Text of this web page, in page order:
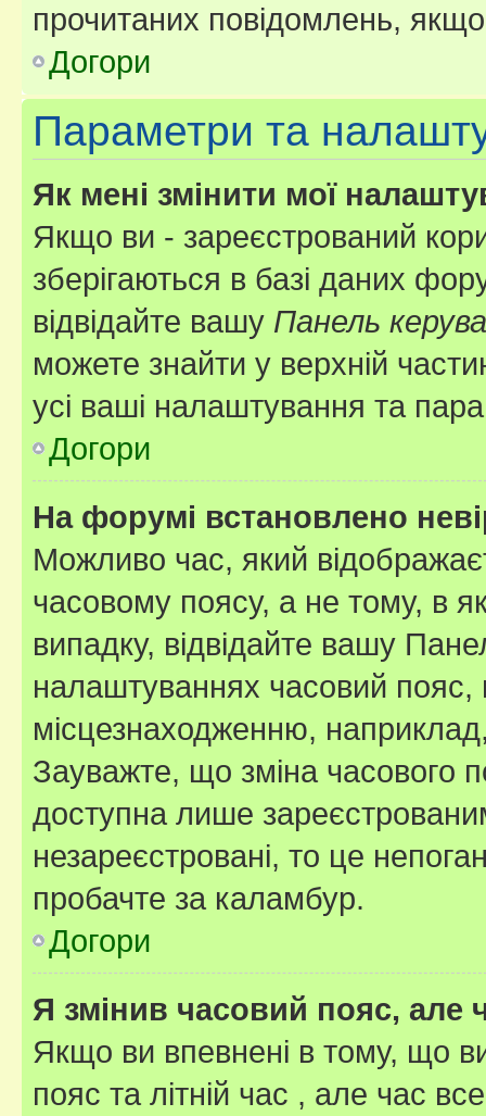
прочитаних повідомлень,
Догори
Параметри та
Як мені змінити мої
Якщо ви - зареєстрований
зберігаються в базі даних
відвідайте вашу Панель
можете знайти у верхній
усі ваші налаштування та
Догори
На форумі встановлено
Можливо час, який
часовому поясу, а не тому, в
випадку, відвідайте вашу
налаштуваннях часовий пояс,
місцезнаходженню,
Зауважте, що зміна часового
доступна лише
незареєстровані, то це
пробачте за каламбур.
Догори
Я змінив часовий пояс, але
Якщо ви впевнені в тому, що
пояс та літній час , але час